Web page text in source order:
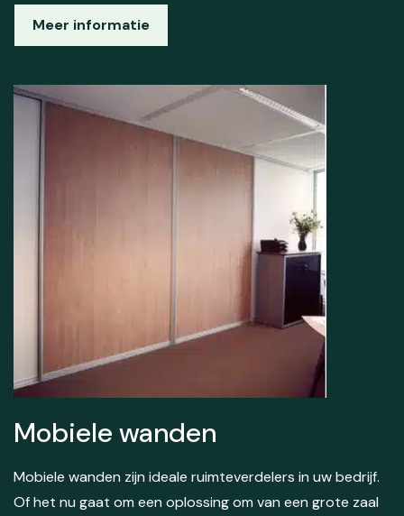
Meer informatie
Mobiele wanden
Mobiele wanden zijn ideale ruimteverdelers in uw bedrijf.
Of het nu gaat om een oplossing om van een grote zaal